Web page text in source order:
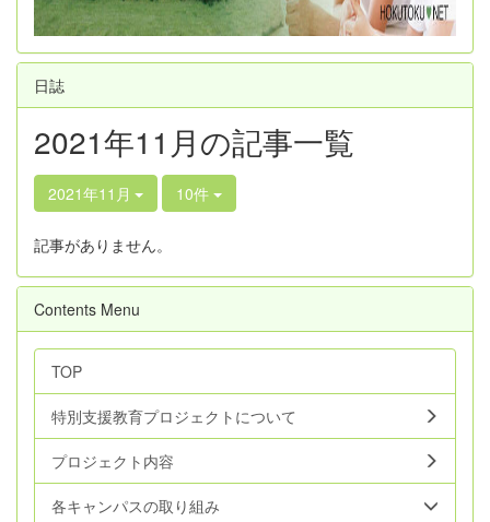
日誌
2021年11月の記事一覧
2021年11月 10件
記事がありません。
Contents Menu
TOP
特別支援教育プロジェクトについて
プロジェクト内容
各キャンパスの取り組み